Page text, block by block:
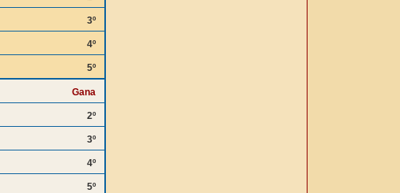
3º
4º
5º
Gana
2º
3º
4º
5º